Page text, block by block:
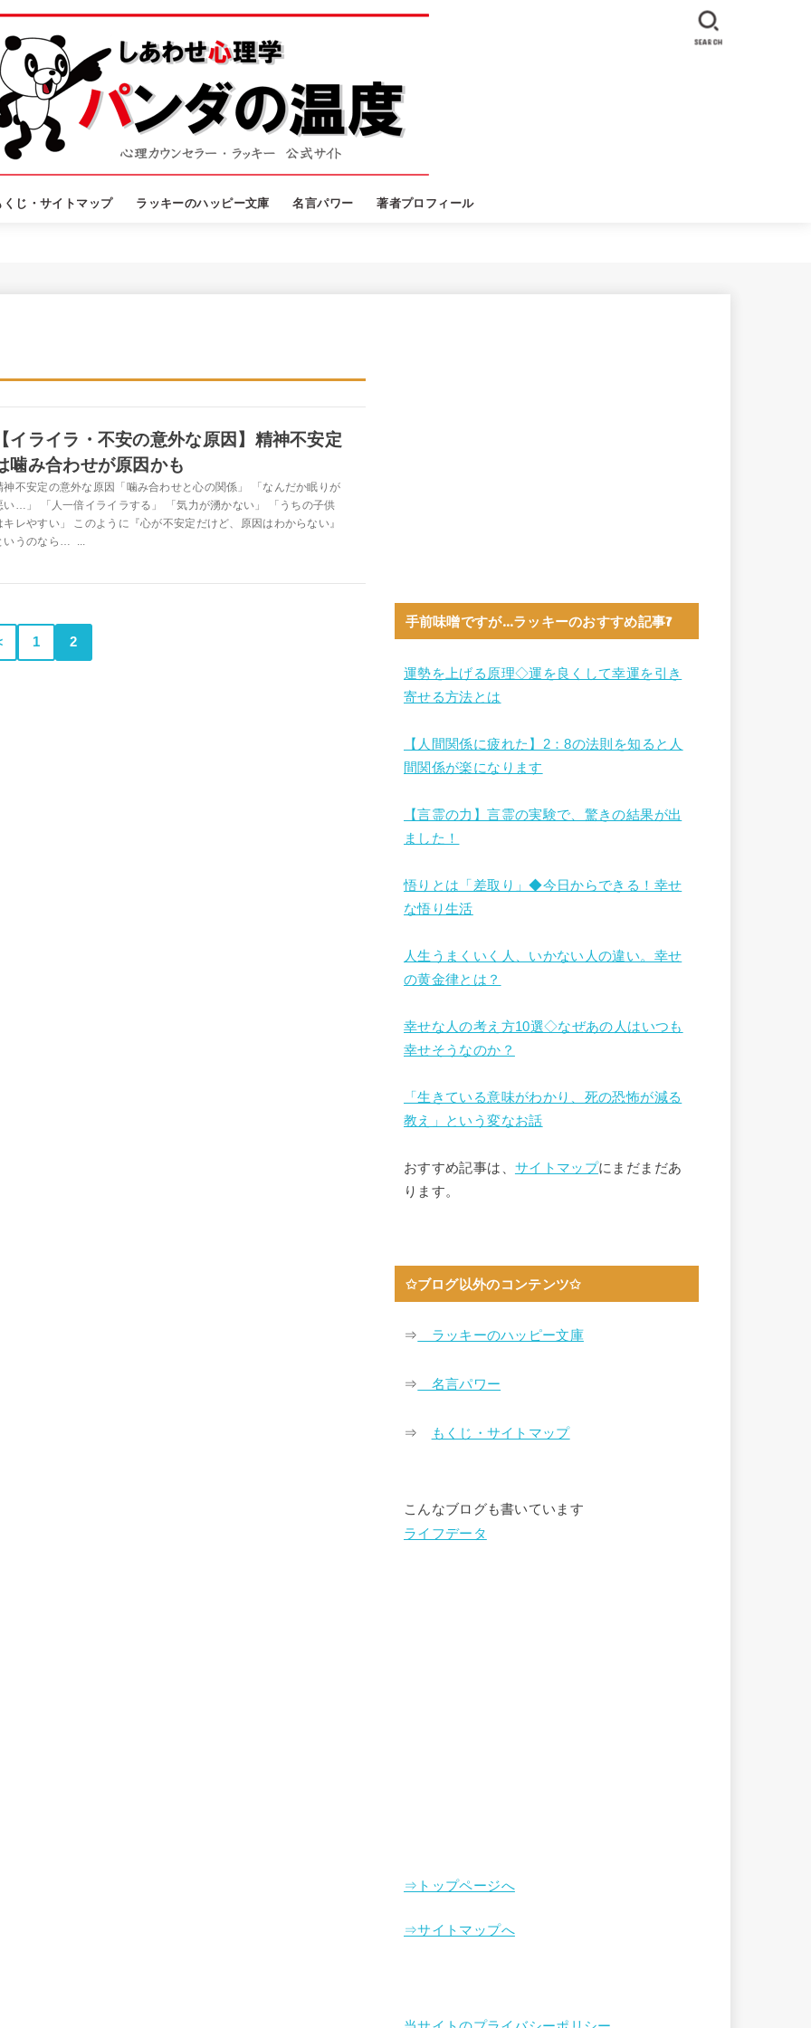
くじ・サイトマップ ラッキーのハッピー文庫 名言パワー 著者プロフィール
SEARCH
イライラ・不安の意外な原因】精神不安定
噛み合わせが原因かも
神不安定の意外な原因「噛み合わせと心の関係」 「なんだか眠りが
い…」 「人一倍イライラする」 「気力が湧かない」 「うちの子供
キレやすい」 このように『心が不安定だけど、原因はわからない』
いうのなら… ...
1 2
手前味噌ですが…ラッキーのおすすめ記事7
運勢を上げる原理◇運を良くして幸運を引き
寄せる方法とは
【人間関係に疲れた】2：8の法則を知ると人
間関係が楽になります
【言霊の力】言霊の実験で、驚きの結果が出
ました！
悟りとは「差取り」◆今日からできる！幸せ
な悟り生活
人生うまくいく人、いかない人の違い。幸せ
の黄金律とは？
幸せな人の考え方10選◇なぜあの人はいつも
幸せそうなのか？
「生きている意味がわかり、死の恐怖が減る
教え」という変なお話
おすすめ記事は、 サイトマップにまだまだあ
ります。
✩ブログ以外のコンテンツ✩
⇒ ラッキーのハッピー文庫
⇒ 名言パワー
⇒ もくじ・サイトマップ
こんなブログも書いています
ライフデータ
⇒トップページへ
⇒サイトマップへ